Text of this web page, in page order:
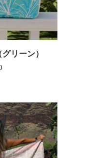
リーン）